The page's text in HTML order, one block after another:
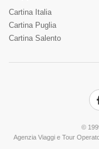
Cartina Italia
Cartina Puglia
Cartina Salento
©
Agenzia Viaggi e Tour